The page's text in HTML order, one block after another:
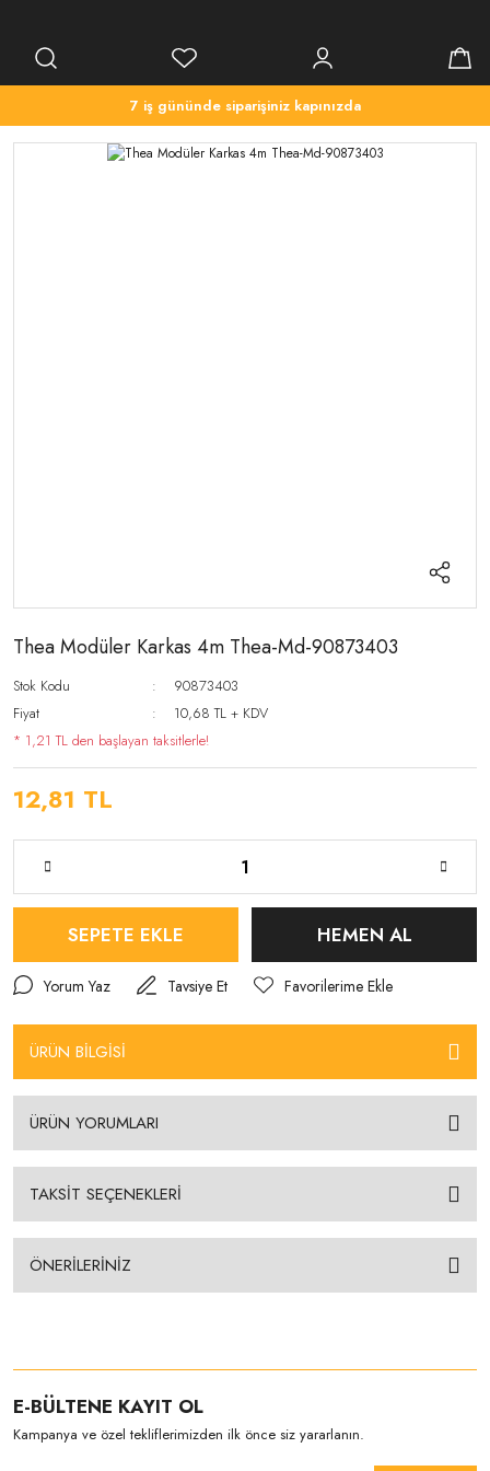
7 iş gününde siparişiniz kapınızda
Thea Modüler Karkas 4m Thea-Md-90873403
Stok Kodu
90873403
Fiyat
10,68 TL + KDV
* 1,21 TL den başlayan taksitlerle!
12,81 TL
SEPETE EKLE HEMEN AL
Yorum Yaz Tavsiye Et
ÜRÜN BİLGİSİ
ÜRÜN YORUMLARI
TAKSİT SEÇENEKLERİ
ÖNERİLERİNİZ
E-BÜLTENE KAYIT OL
Kampanya ve özel tekliflerimizden ilk önce siz yararlanın.